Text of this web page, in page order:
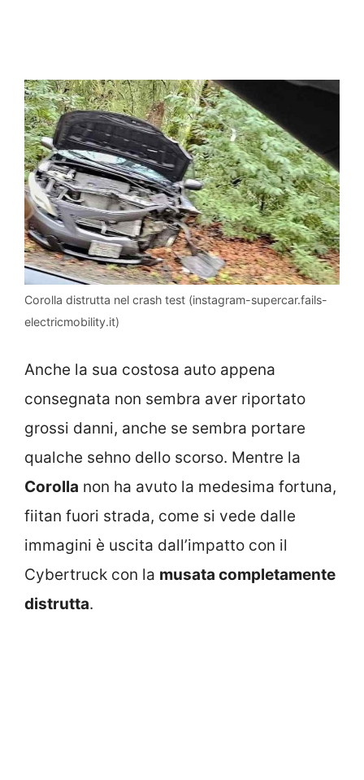
Corolla distrutta nel crash test (instagram-supercar.fails-
electricmobility.it)
Anche la sua costosa auto appena
consegnata non sembra aver riportato
grossi danni, anche se sembra portare
qualche sehno dello scorso. Mentre la
Corolla non ha avuto la medesima fortuna,
fiitan fuori strada, come si vede dalle
immagini è uscita dall’impatto con il
Cybertruck con la musata completamente
distrutta.